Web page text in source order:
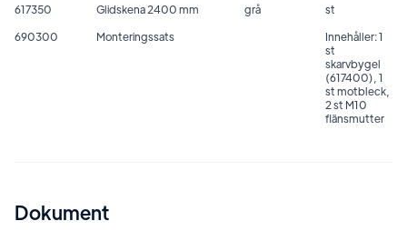
617350
Glidskena 2400 mm grå
st
690300
Monteringssats
Innehåller: 1
st
skarvbygel
(617400), 1
st motbleck,
2 st M10
flänsmutter
Dokument